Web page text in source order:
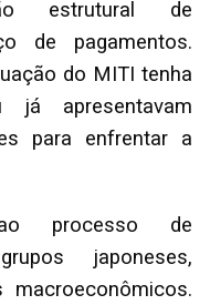
estrutural de
de pagamentos.
do MITI tenha
apresentavam
para enfrentar a
processo de
japoneses,